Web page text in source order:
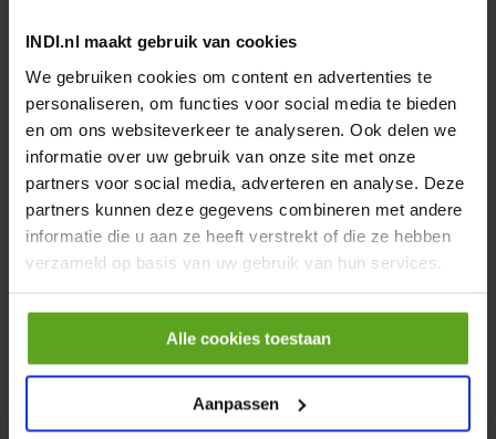
INDI.nl maakt gebruik van cookies
We gebruiken cookies om content en advertenties te
personaliseren, om functies voor social media te bieden
en om ons websiteverkeer te analyseren. Ook delen we
informatie over uw gebruik van onze site met onze
partners voor social media, adverteren en analyse. Deze
partners kunnen deze gegevens combineren met andere
informatie die u aan ze heeft verstrekt of die ze hebben
verzameld op basis van uw gebruik van hun services.
Alle cookies toestaan
Aanpassen
Kogelkraan DID
1.1/4"x1.1/4" PVC-U
Artikelnummer:KS114PVC
Merknaam: VdL
− EA +
Contactelement 1m+1v